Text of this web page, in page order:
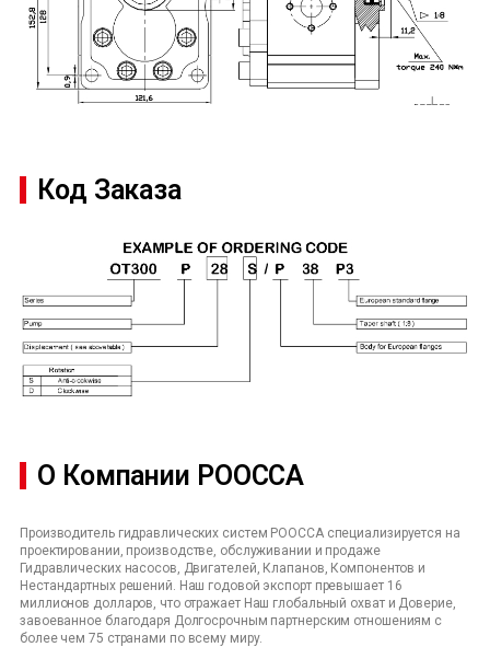
Код Заказа
О Компании POOCCA
Производитель гидравлических систем POOCCA специализируется на
проектировании, производстве, обслуживании и продаже
Гидравлических насосов, Двигателей, Клапанов, Компонентов и
Нестандартных решений. Наш годовой экспорт превышает 16
миллионов долларов, что отражает Наш глобальный охват и Доверие,
завоеванное благодаря Долгосрочным партнерским отношениям с
более чем 75 странами по всему миру.